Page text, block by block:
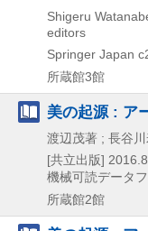
Shigeru
editors
Springer Japan
所蔵館3館
美の起源 : ア
渡辺茂著 ; 長谷
[共立出版] 2016.8
機械可読データ
所蔵館2館